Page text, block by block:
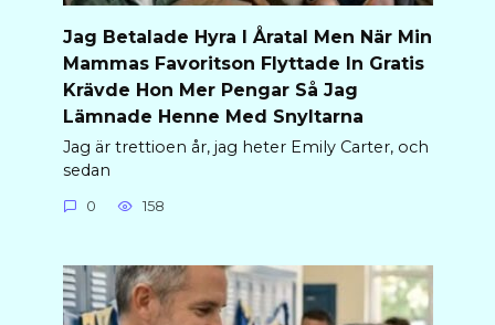
Jag Betalade Hyra I Åratal Men När Min
Mammas Favoritson Flyttade In Gratis
Krävde Hon Mer Pengar Så Jag
Lämnade Henne Med Snyltarna
Jag är trettioen år, jag heter Emily Carter, och
sedan
0 158